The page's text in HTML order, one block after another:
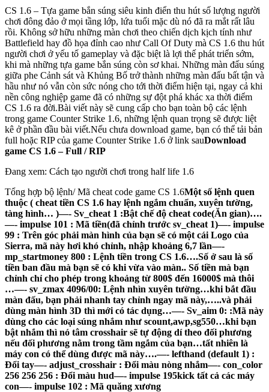
CS 1.6 – Tựa game bắn súng siêu kinh điển thu hút số lượng người
chơi đông đảo ở mọi tầng lớp, lứa tuổi mặc dù nó đã ra mắt rất lâu
rồi. Không sở hữu những màn chơi theo chiến dịch kịch tính như
Battlefield hay đồ họa đỉnh cao như Call Of Duty mà CS 1.6 thu hút
người chơi ở yếu tố gameplay và đặc biệt là lợi thế phát triển sớm,
khi mà những tựa game bắn súng còn sơ khai. Những màn đấu súng
giữa phe Cảnh sát và Khủng Bố trở thành những màn đấu bất tận và
hầu như nó vẫn còn sức nóng cho tới thời điểm hiện tại, ngay cả khi
nền công nghiệp game đã có những sự đột phá khác xa thời điểm
CS 1.6 ra đời.Bài viết này sẽ cung cấp cho bạn toàn bộ các lệnh
trong game Counter Strike 1.6, những lệnh quan trọng sẽ được liệt
kê ở phần đầu bài viết.Nếu chưa download game, bạn có thể tải bản
full hoặc RIP của game Counter Strike 1.6 ở link sauDownload
game CS 1.6 – Full / RIP
Đang xem: Cách tạo người chơi trong half life 1.6
Tổng hợp bộ lệnh/ Mã cheat code game CS 1.6Một số lệnh quen
thuộc ( cheat tiền CS 1.6 hay lệnh ngắm chuẩn, xuyên tường,
tàng hình… )—- Sv_cheat 1 :Bật chế độ cheat code(Ăn gian)….
—- impulse 101 : Mã tiền(đã chỉnh trước sv_cheat 1)—- impulse
99 : Trên góc phải màn hình của bạn sẽ có một cái Logo của
Sierra, mã này hơi khó chỉnh, nhập khoảng 6,7 lần—-
mp_startmoney 800 : Lệnh tiền trong CS 1.6….Số ở sau là số
tiền ban đầu mà bạn sẽ có khi vừa vào màn.. Số tiền mà bạn
chỉnh chỉ cho phép trong khoảng từ 800$ đến 16000$ mà thôi
…—- sv_zmax 4096/00: Lệnh nhìn xuyên tường…khi bắt đầu
màn đấu, bạn phải nhanh tay chỉnh ngay mã này,…..và phải
dùng màn hình 3D thì mới có tác dụng…—- Sv_aim 0: :Mã này
dùng cho các loại súng nhắm như scount,awp,sg550…khi bạn
bật nhắm thì nó tâm crosshair sẽ tự động dí theo đối phương
nếu đối phương nằm trong tầm ngắm của bạn…tất nhiên là
máy con có thể dùng được mã này….—- lefthand (default 1) :
Đổi tay—- adjust_crosshair : Đổi màu nòng nhắm—- con_color
256 256 256 : Đổi màu hud—- impulse 195kick tất cả các máy
con—- impulse 102 : Mã quăng xương